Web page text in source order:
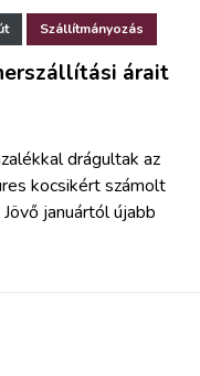
Szállítmányozás
árait
drágultak az
kocsikért számolt
januártól újabb